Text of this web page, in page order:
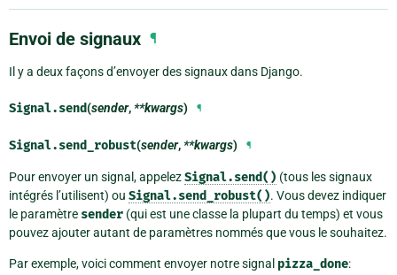
Envoi de signaux ¶
Il y a deux façons d’envoyer des signaux dans Django.
Signal.send(sender,**kwargs) ¶
Signal.send_robust(sender,**kwargs) ¶
Pour envoyer un signal, appelezSignal.send() (tous les signaux
intégrés l’utilisent) ou Signal.send_robust(). Vous devez indiquer
le paramètre sender (qui est une classe la plupart du temps) et vous
pouvez ajouter autant de paramètres nommés que vous le souhaitez.
Par exemple, voici comment envoyer notre signal pizza_done: